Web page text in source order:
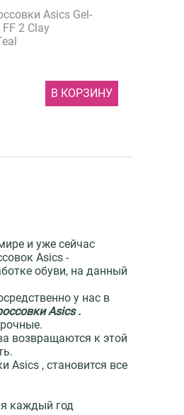
Asics Gel-
2 Clay
В КОРЗИНУ
и уже сейчас
Asics -
обуви, на данный
у нас в
Asics .
возвращаются к этой
Asics , становится все
каждый год